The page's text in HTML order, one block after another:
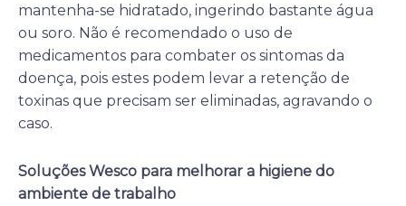
mantenha-se hidratado, ingerindo bastante água
ou soro. Não é recomendado o uso de
medicamentos para combater os sintomas da
doença, pois estes podem levar a retenção de
toxinas que precisam ser eliminadas, agravando o
caso.
Soluções Wesco para melhorar a higiene do
ambiente de trabalho